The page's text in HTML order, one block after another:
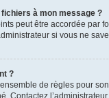
à mon message ?
peut être accordée par
si vous ne
?
de règles pour
Contactez